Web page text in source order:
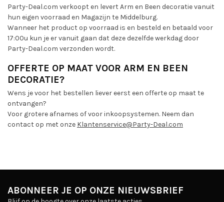
Party-Deal.com verkoopt en levert Arm en Been decoratie vanuit
hun eigen voorraad en Magazijn te Middelburg.
Wanneer het product op voorraad is en besteld en betaald voor
17:00u kun je er vanuit gaan dat deze dezelfde werkdag door
Party-Deal.com verzonden wordt.
OFFERTE OP MAAT VOOR ARM EN BEEN
DECORATIE?
Wens je voor het bestellen liever eerst een offerte op maat te
ontvangen?
Voor grotere afnames of voor inkoopsystemen. Neem dan
contact op met onze Klantenservice@Party-Deal.com
ABONNEER JE OP ONZE NIEUWSBRIEF